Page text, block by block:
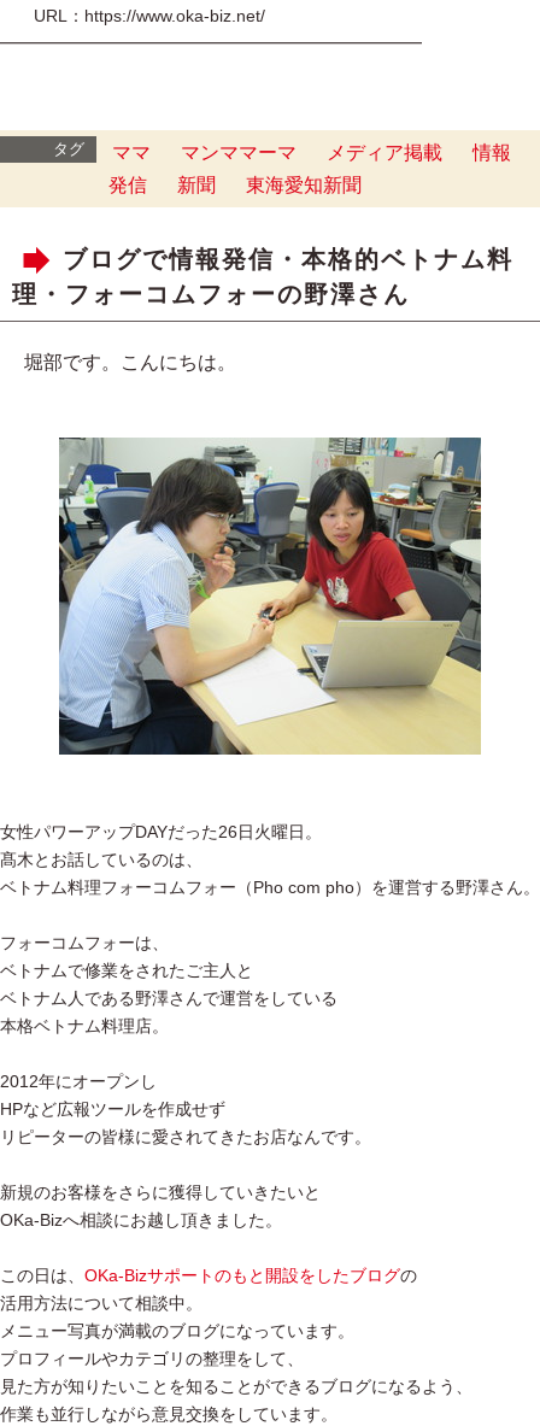
URL：https://www.oka-biz.net/
━━━━━━━━━━━━━━━━━━━━━━━━━
タグ ママ マンママーマ メディア掲載
情報
発信
新聞 東海愛知新聞
ブログで情報発信・本格的ベトナム料
理・フォーコムフォーの野澤さん
堀部です。こんにちは。
女性パワーアップDAYだった26日火曜日。
髙木とお話しているのは、
ベトナム料理フォーコムフォー（Pho com pho）を運営する野澤さん。
フォーコムフォーは、
ベトナムで修業をされたご主人と
ベトナム人である野澤さんで運営をしている
本格ベトナム料理店。
2012年にオープンし
HPなど広報ツールを作成せず
リピーターの皆様に愛されてきたお店なんです。
新規のお客様をさらに獲得していきたいと
OKa-Bizへ相談にお越し頂きました。
この日は、 OKa-Bizサポートのもと開設をしたブログの
活用方法について相談中。
メニュー写真が満載のブログになっています。
プロフィールやカテゴリの整理をして、
見た方が知りたいことを知ることができるブログになるよう、
作業も並行しながら意見交換をしています。